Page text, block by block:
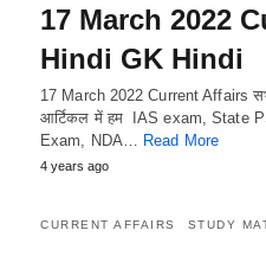
17 March 2022
Hindi GK Hindi
17 March 2022 Current Affairs
आर्टिकल में हम IAS exam, State
Exam, NDA… Read More
4 years ago
CURRENT AFFAIRS STUDY